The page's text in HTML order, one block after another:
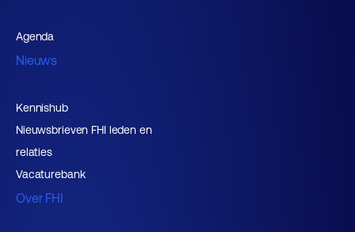
Agenda
Nieuws
Kennishub
Nieuwsbrieven FHI leden en
relaties
Vacaturebank
Over FHI